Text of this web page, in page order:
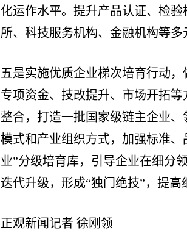
化运作水平。提升产品认证、检
所、科技服务机构、金融机构等
五是实施优质企业梯次培育行动
专项资金、技改提升、市场开拓
整合，打造一批国家级链主企业
模式和产业组织方式，加强标准
业”分级培育库，引导企业在细分
迭代升级，形成“独门绝技”，提
正观新闻记者 徐刚领